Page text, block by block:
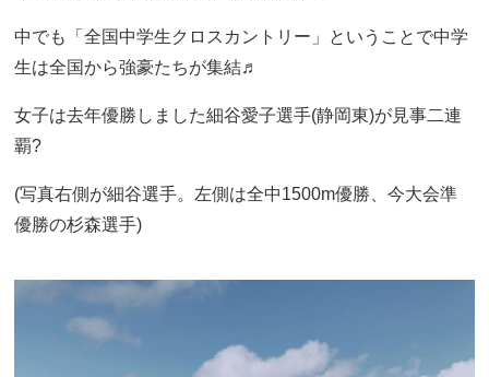
中でも「全国中学生クロスカントリー」ということで中学
生は全国から強豪たちが集結♬
女子は去年優勝しました細谷愛子選手(静岡東)が見事二連
覇?
(写真右側が細谷選手。左側は全中1500m優勝、今大会準
優勝の杉森選手)